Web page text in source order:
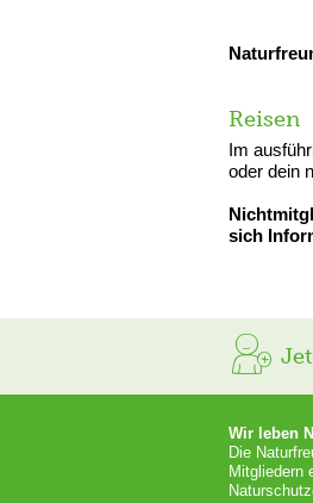
Reisen
Im
oder dein
sich
Wir leben
Die
Mitgliedern